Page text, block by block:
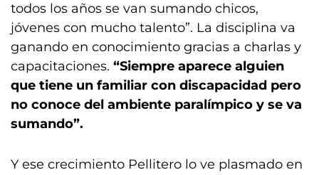
todos los años se van sumando chicos,
jóvenes con mucho talento”. La disciplina va
ganando en conocimiento gracias a charlas y
capacitaciones. “Siempre aparece alguien
que tiene un familiar con discapacidad pero
no conoce del ambiente paralímpico y se va
sumando”.
Y ese crecimiento Pellitero lo ve plasmado en